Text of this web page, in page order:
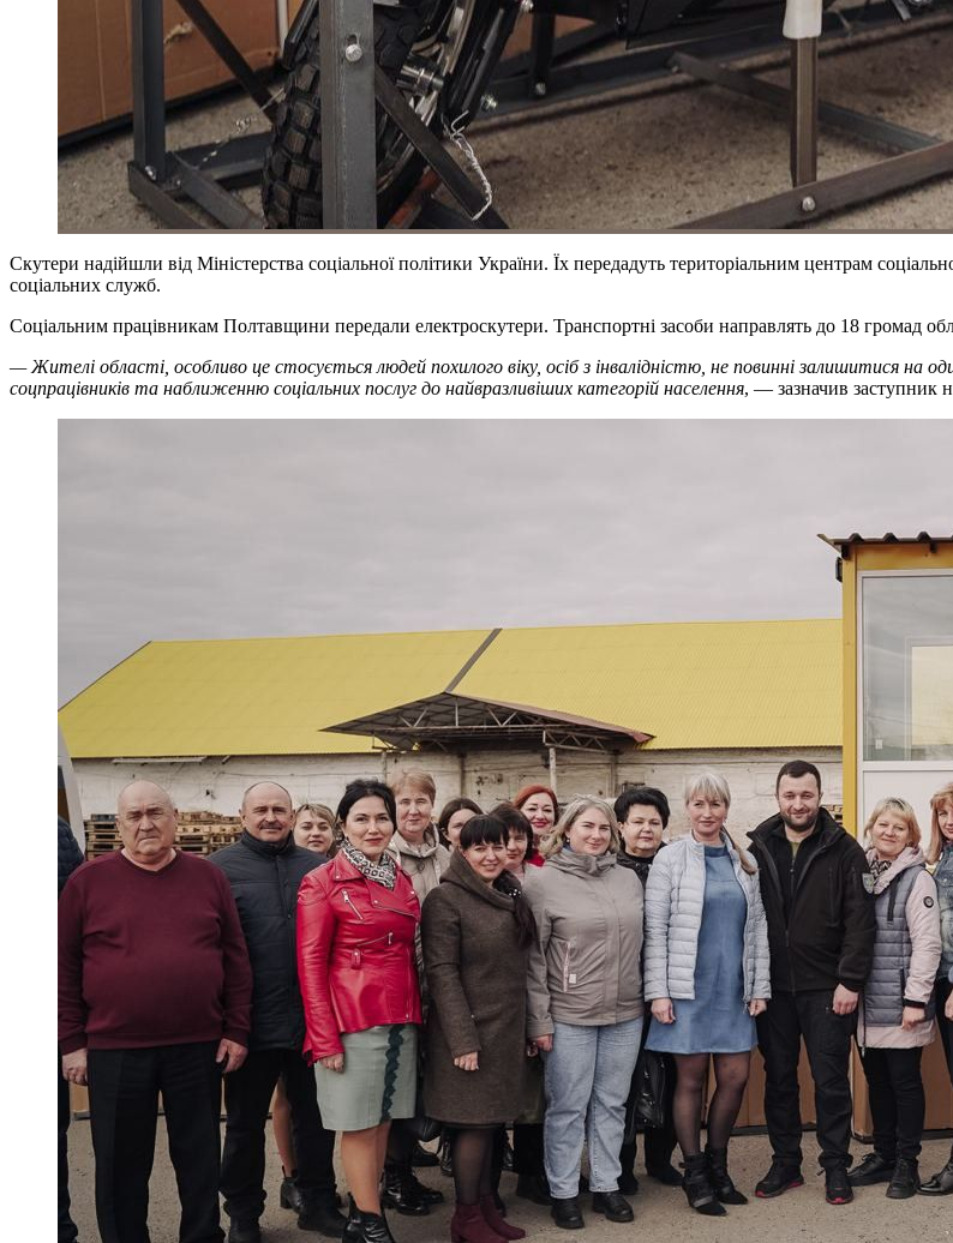
Скутери надійшли від Міністерства соціальної політики України. Їх передадуть територіальним центрам
соціальних служб.
Соціальним працівникам Полтавщини передали електроскутери. Транспортні засоби направлять до 18 громад
— Жителі області, особливо це стосується людей похилого віку, осіб з інвалідністю, не повинні залишитися на
соцпрацівників та наближенню соціальних послуг до найвразливіших категорій населення, — зазначив заступник